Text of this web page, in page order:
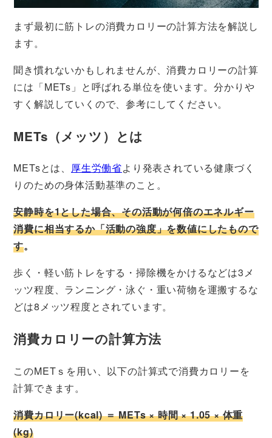
まず最初に筋トレの消費カロリーの計算方法を解説し
ます。
聞き慣れないかもしれませんが、消費カロリーの計算
には「METs」と呼ばれる単位を使います。分かりや
すく解説していくので、参考にしてください。
METs（メッツ）とは
METsとは、 厚生労働省より発表されている健康づく
りのための身体活動基準のこと。
安静時を1とした場合、その活動が何倍のエネルギー
消費に相当するか「活動の強度」を数値にしたもので
す。
歩く・軽い筋トレをする・掃除機をかけるなどは3メ
ッツ程度、ランニング・泳ぐ・重い荷物を運搬するな
どは8メッツ程度とされています。
消費カロリーの計算方法
このMETｓを用い、以下の計算式で消費カロリーを
計算できます。
消費カロリー(kcal) ＝ METs × 時間 × 1.05 × 体重
(kg)